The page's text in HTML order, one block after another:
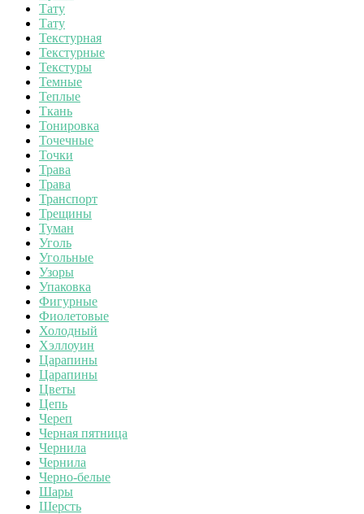
Тату
Тату
Текстурная
Текстурные
Текстуры
Темные
Теплые
Ткань
Тонировка
Точечные
Точки
Трава
Трава
Транспорт
Трещины
Туман
Уголь
Угольные
Узоры
Упаковка
Фигурные
Фиолетовые
Холодный
Хэллоуин
Царапины
Царапины
Цветы
Цепь
Череп
Черная пятница
Чернила
Чернила
Черно-белые
Шары
Шерсть